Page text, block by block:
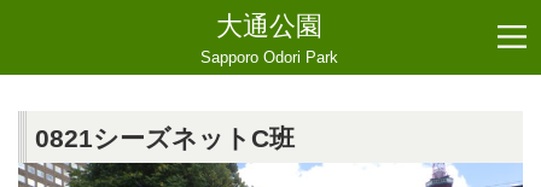
大通公園
Sapporo Odori Park
0821シーズネットC班